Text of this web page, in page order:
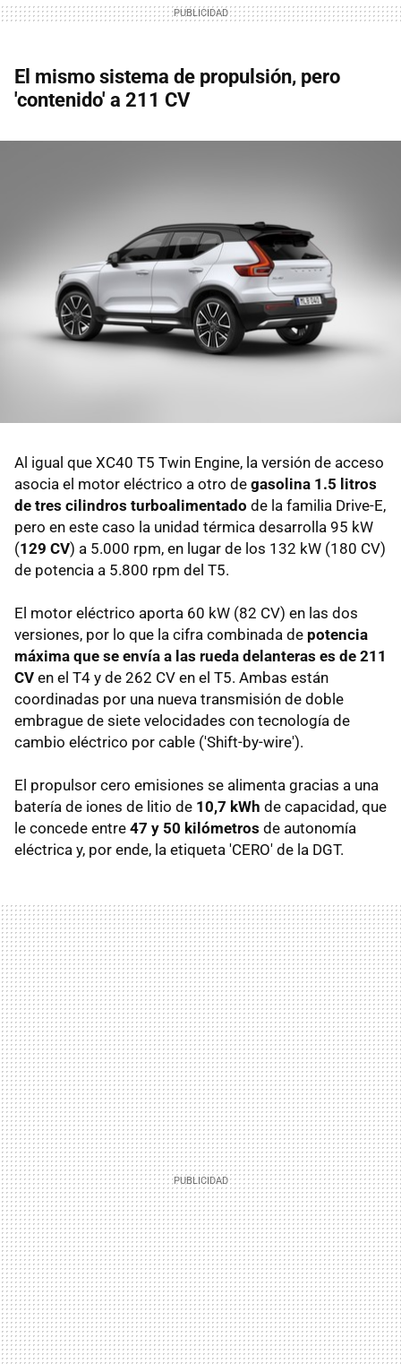
El mismo sistema de propulsión, pero
'contenido' a 211 CV
Al igual que XC40 T5 Twin Engine, la versión de acceso
asocia el motor eléctrico a otro de gasolina 1.5 litros
de tres cilindros turboalimentado de la familia Drive-E,
pero en este caso la unidad térmica desarrolla 95 kW
(129 CV) a 5.000 rpm, en lugar de los 132 kW (180 CV)
de potencia a 5.800 rpm del T5.
El motor eléctrico aporta 60 kW (82 CV) en las dos
versiones, por lo que la cifra combinada de potencia
máxima que se envía a las rueda delanteras es de 211
CV en el T4 y de 262 CV en el T5. Ambas están
coordinadas por una nueva transmisión de doble
embrague de siete velocidades con tecnología de
cambio eléctrico por cable ('Shift-by-wire').
El propulsor cero emisiones se alimenta gracias a una
batería de iones de litio de 10,7 kWh de capacidad, que
le concede entre 47 y 50 kilómetros de autonomía
eléctrica y, por ende, la etiqueta 'CERO' de la DGT.